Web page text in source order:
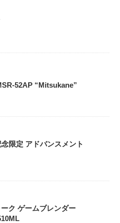
52AP “Mitsukane”
限定 アドバンスメント
ク ゲームブレンダー